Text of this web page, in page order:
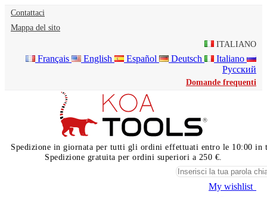
Contattaci
Mappa del sito
ITALIANO
Français English Español Deutsch
Italiano
Русский
Domande frequenti
Spedizione in giornata per tutti gli ordini effettuati entro le 10:00 in
Spedizione gratuita per ordini superiori a 250 €.
My wishlist